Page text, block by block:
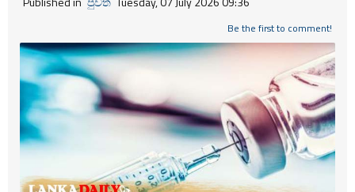
Be the first to comment!
කලා
කාලීන සංවාද
විශේෂාංග
Life
විඩියෝ ගැලරිය
Advertise with us